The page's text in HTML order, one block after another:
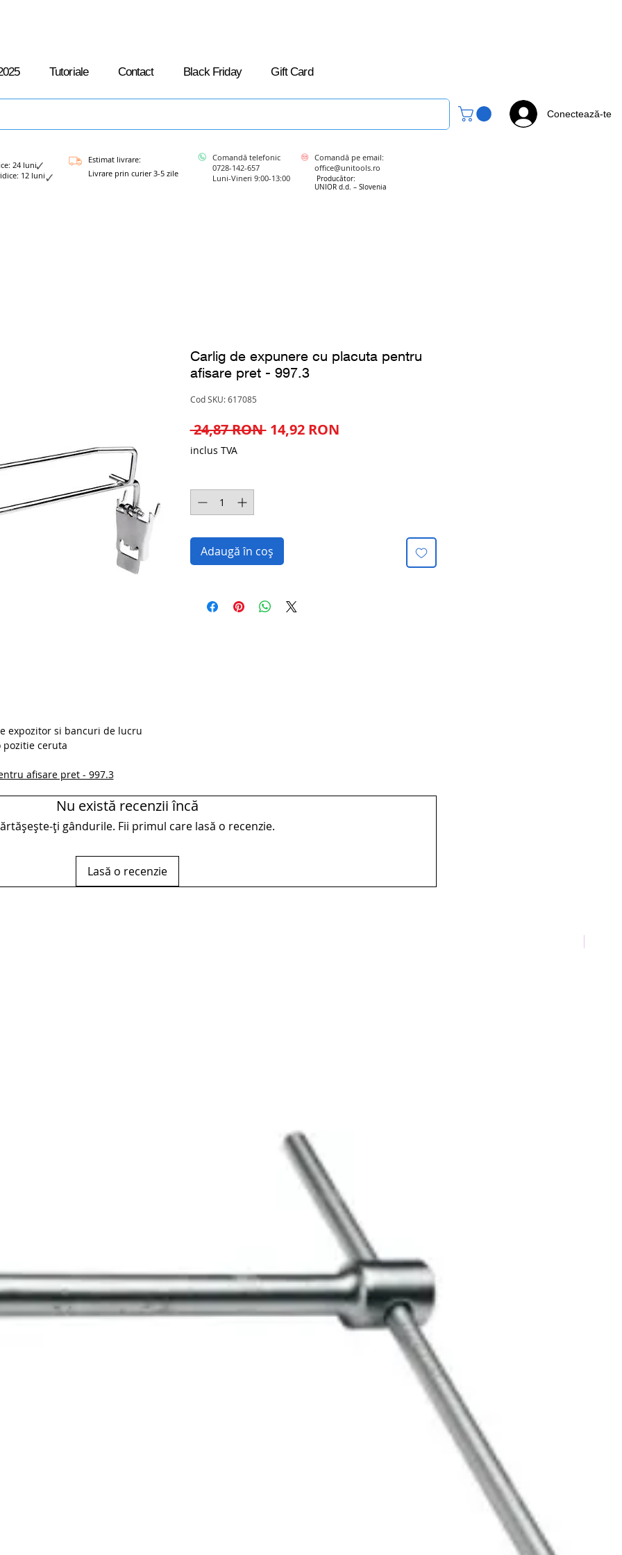
Tutoriale Contact Black Friday Gift Card
Conectează-te
24 luni
12 luni
Estimat livrare:
Livrare prin curier 3-5 zile
Comandă telefonic
0728-142-657
Luni-Vineri 9:00-13:00
Comandă pe email:
office@unitools.ro
Producător:
UNIOR d.d. – Slovenia
expozitor si bancuri de lucru
ceruta
afisare pret - 997.3
Carlig de expunere cu placuta pentru
afisare pret - 997.3
Cod SKU: 617085
24,87 RON Preț
14,92 RONPreț
inclus TVA
Adaugă în coș
Nu există recenzii încă
ți gândurile. Fii primul care lasă o recenzie.
Lasă o recenzie